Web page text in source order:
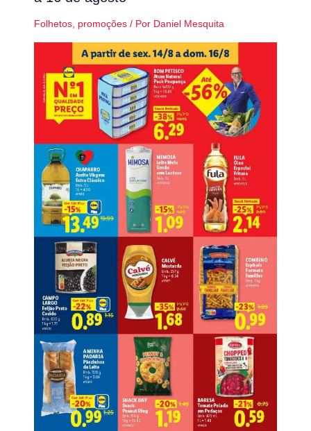
Folhetos, promoções/ Por Daniel Mesquita